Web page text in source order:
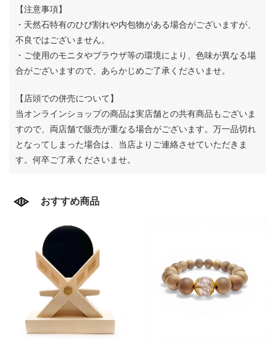
【注意事項】
・天然石特有のひび割れや内包物がある場合がございますが、
不良ではございません。
・ご使用のモニタやブラウザ等の環境により、色味が異なる場
合がございますので、あらかじめご了承くださいませ。
【店頭での併売について】
当オンラインショップの商品は実店舗との共有商品もございま
すので、両店舗で販売が重なる場合がございます。 万一品切れ
となってしまった場合は、当店よりご連絡させていただきま
す。何卒ご了承くださいませ。
おすすめ商品